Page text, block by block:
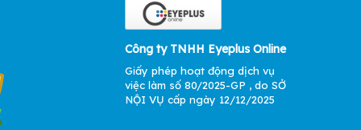
Công ty TNHH Eyeplus Online
Giấy phép hoạt động dịch vụ
việc làm số 80/2025-GP , do SỞ
NỘI VỤ cấp ngày 12/12/2025